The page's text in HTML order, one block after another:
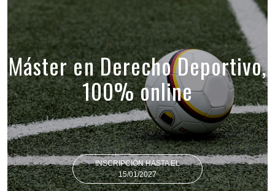
Máster en Derecho Deportivo,
100% online
INSCRIPCIÓN HASTA EL
15/01/2027